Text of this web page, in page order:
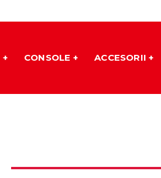
CONSOLE ACCESORII